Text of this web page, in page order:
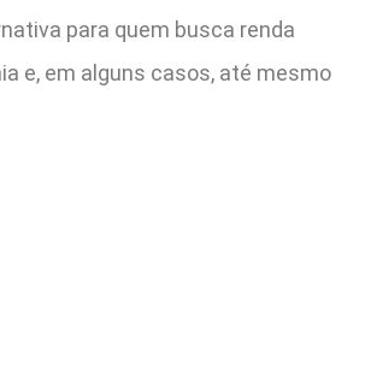
para quem busca renda
e, em alguns casos, até mesmo